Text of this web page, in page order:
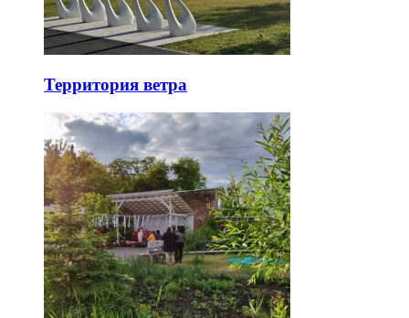
Территория ветра